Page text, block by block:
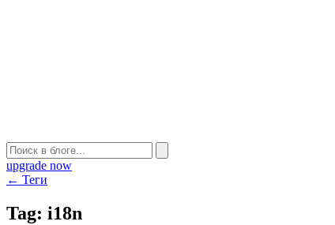
upgrade now
← Теги
Tag: i18n